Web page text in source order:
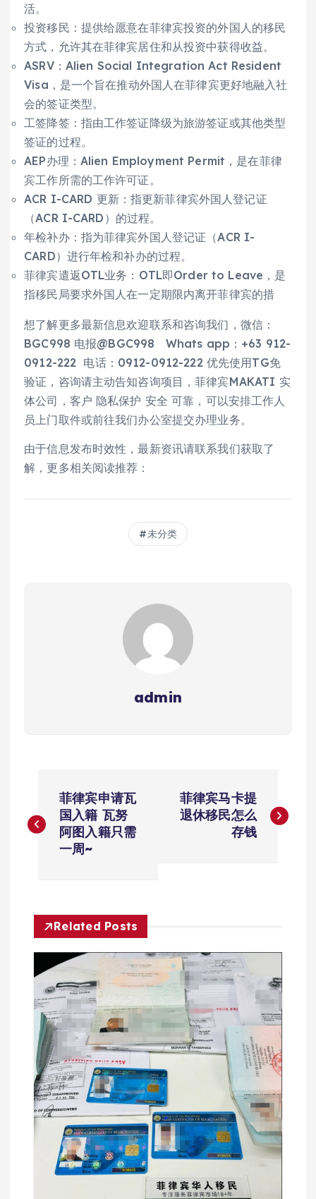
活。
投资移民：提供给愿意在菲律宾投资的外国人的移民
方式，允许其在菲律宾居住和从投资中获得收益。
ASRV：Alien Social Integration Act Resident
Visa，是一个旨在推动外国人在菲律宾更好地融入社
会的签证类型。
工签降签：指由工作签证降级为旅游签证或其他类型
签证的过程。
AEP办理：Alien Employment Permit，是在菲律
宾工作所需的工作许可证。
ACR I-CARD 更新：指更新菲律宾外国人登记证
（ACR I-CARD）的过程。
年检补办：指为菲律宾外国人登记证（ACR I-
CARD）进行年检和补办的过程。
菲律宾遣返OTL业务：OTL即Order to Leave，是
指移民局要求外国人在一定期限内离开菲律宾的措
想了解更多最新信息欢迎联系和咨询我们，微信：
BGC998 电报@BGC998 Whats app：+63 912-
0912-222 电话：0912-0912-222 优先使用TG免
验证，咨询请主动告知咨询项目，菲律宾MAKATI 实
体公司，客户 隐私保护 安全 可靠，可以安排工作人
员上门取件或前往我们办公室提交办理业务。
由于信息发布时效性，最新资讯请联系我们获取了
解，更多相关阅读推荐：
未分类
admin
章
菲律宾申请瓦
国入籍 瓦努
阿图入籍只需
一周~
菲律宾马卡提
退休移民怎么
存钱
Related Posts